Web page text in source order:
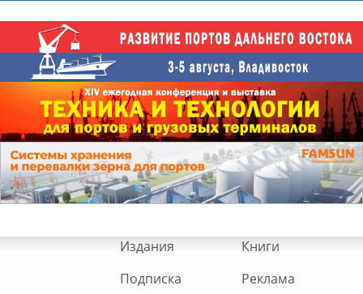
Издания
Книги
Подписка
Реклама